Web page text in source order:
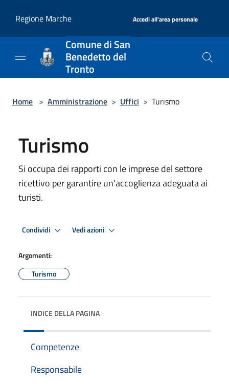
Regione Marche
Accedi all'area personale
Comune di San
Benedetto del
Tronto
Home > Amministrazione > Uffici > Turismo
Turismo
Si occupa dei rapporti con le imprese del settore
ricettivo per garantire un'accoglienza adeguata ai
turisti.
Condividi Vedi azioni
Argomenti:
Turismo
INDICE DELLA PAGINA
Competenze
Responsabile